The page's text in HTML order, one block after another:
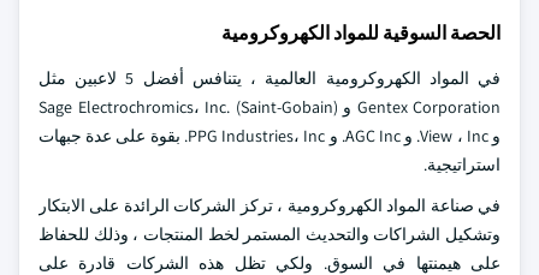
الحصة السوقية للمواد الكهروكرومية
في المواد الكهروكرومية العالمية ، يتنافس أفضل 5 لاعبين مثل
Gentex Corporation و Sage Electrochromics، Inc. (Saint-Gobain)
و View ، Inc. و AGC Inc. و PPG Industries، Inc. بقوة على عدة جبهات
استراتيجية.
في صناعة المواد الكهروكرومية ، تركز الشركات الرائدة على الابتكار
وتشكيل الشراكات والتحديث المستمر لخط المنتجات ، وذلك للحفاظ
على هيمنتها في السوق. ولكي تظل هذه الشركات قادرة على